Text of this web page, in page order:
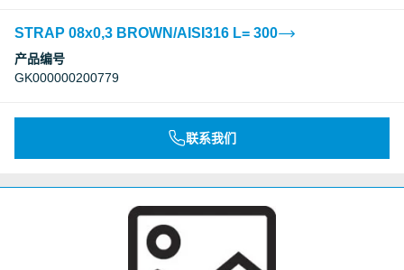
STRAP 08x0,3 BROWN/AISI316 L= 300
产品编号
GK000000200779
联系我们